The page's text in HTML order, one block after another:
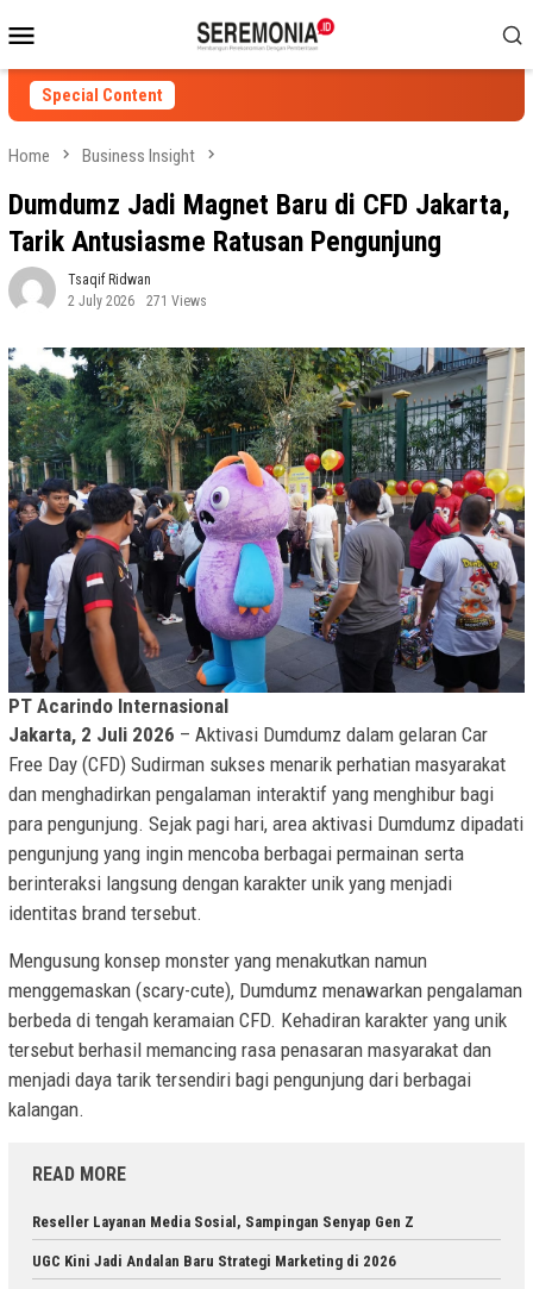
to
contentMenu
Special Content
Home Business Insight
Dumdumz Jadi Magnet Baru di CFD Jakarta,
Tarik Antusiasme Ratusan Pengunjung
Tsaqif Ridwan
2 July 2026
271 Views
PT Acarindo Internasional
Jakarta, 2 Juli 2026 – Aktivasi Dumdumz dalam gelaran Car
Free Day (CFD) Sudirman sukses menarik perhatian masyarakat
dan menghadirkan pengalaman interaktif yang menghibur bagi
para pengunjung. Sejak pagi hari, area aktivasi Dumdumz dipadati
pengunjung yang ingin mencoba berbagai permainan serta
berinteraksi langsung dengan karakter unik yang menjadi
identitas brand tersebut.
Mengusung konsep monster yang menakutkan namun
menggemaskan (scary-cute), Dumdumz menawarkan pengalaman
berbeda di tengah keramaian CFD. Kehadiran karakter yang unik
tersebut berhasil memancing rasa penasaran masyarakat dan
menjadi daya tarik tersendiri bagi pengunjung dari berbagai
kalangan.
READ MORE
Reseller Layanan Media Sosial, Sampingan Senyap Gen Z
UGC Kini Jadi Andalan Baru Strategi Marketing di 2026